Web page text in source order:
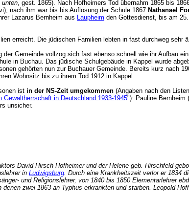
unten, gest. 1865). Nach Hofheimers Tod übernahm 1865 bis
nach ihm war bis bis Auflösung der Schule 1867 Nathanael
Lazarus Bernheim aus Laupheim den Gottesdienst, bis am
erreicht. Die jüdischen Familien lebten in fast durchweg sehr
Gemeinde vollzog sich fast ebenso schnell wie ihr Aufbau
in Buchau. Das jüdische Schulgebäude in Kappel wurde
gehörten nun zur Buchauer Gemeinde. Bereits kurz nach
Wohnsitz bis zu ihrem Tod 1912 in Kappel.
ist in der NS-Zeit umgekommen (Angaben nach den
in Deutschland 1933-1945"): Pauline Bernheim
unsicher.
David Hirsch Hofheimer und der Helene geb. Hirschfeld
in Ludwigsburg. Durch eine Krankheitszeit verlor er 1834
und Religionslehrer, von 1840 bis 1850 Elementarlehrer
zwei 1863 an Typhus erkrankten und starben. Leopold